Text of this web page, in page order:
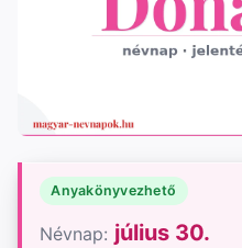
Anyakönyvezhető
Névnap: július 30.